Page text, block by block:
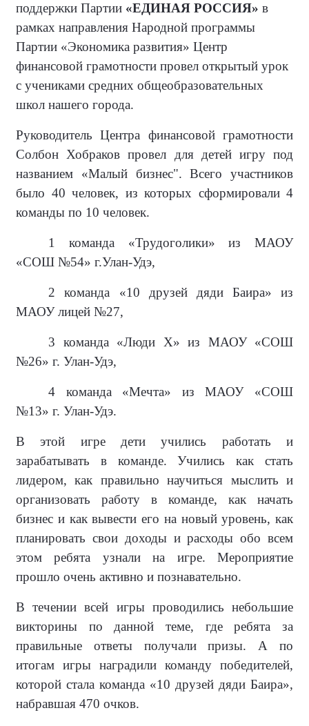
поддержки Партии «ЕДИНАЯ РОССИЯ» в
рамках направления Народной программы
Партии «Экономика развития» Центр
финансовой грамотности провел открытый урок
с учениками средних общеобразовательных
школ нашего города.
Руководитель Центра финансовой грамотности
Солбон Хобраков провел для детей игру под
названием «Малый бизнес". Всего участников
было 40 человек, из которых сформировали 4
команды по 10 человек.
1 команда «Трудоголики» из МАОУ
«СОШ №54» г.Улан-Удэ,
2 команда «10 друзей дяди Баира» из
МАОУ лицей №27,
3 команда «Люди Х» из МАОУ «СОШ
№26» г. Улан-Удэ,
4 команда «Мечта» из МАОУ «СОШ
№13» г. Улан-Удэ.
В этой игре дети учились работать и
зарабатывать в команде. Учились как стать
лидером, как правильно научиться мыслить и
организовать работу в команде, как начать
бизнес и как вывести его на новый уровень, как
планировать свои доходы и расходы обо всем
этом ребята узнали на игре. Мероприятие
прошло очень активно и познавательно.
В течении всей игры проводились небольшие
викторины по данной теме, где ребята за
правильные ответы получали призы. А по
итогам игры наградили команду победителей,
которой стала команда «10 друзей дяди Баира»,
набравшая 470 очков.